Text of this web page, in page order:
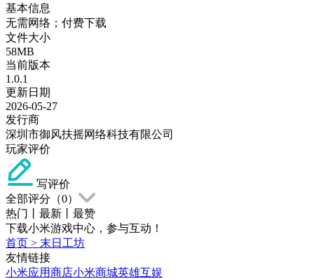
基本信息
无需网络；付费下载
文件大小
58MB
当前版本
1.0.1
更新日期
2026-05-27
发行商
深圳市御风扶摇网络科技有限公司
玩家评价
写评价
全部评分（0）
热门
最新
最赞
下载小米游戏中心，参与互动！
首页 > 末日工坊
友情链接
小米应用商店小米商城英雄互娱